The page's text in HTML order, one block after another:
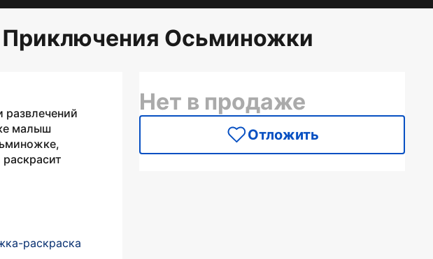
Осьминожки
развлечений
малыш
раскраска
Нет в продаже
Отложить